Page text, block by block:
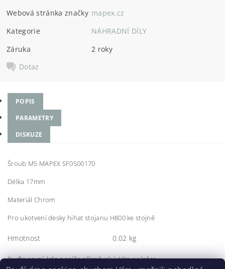
Webová stránka značky mapex.cz
Kategorie
NÁHRADNÍ DÍLY
Záruka
2 roky
Dotaz
POPIS
PARAMETRY
DISKUZE
Šroub M5 MAPEX SF0500170
Délka 17mm
Materiál Chrom
Pro ukotvení desky hihat stojanu H800 ke stojně
Hmotnost 0.02 kg
Buďte první, kdo napíše příspěvek k této položce.